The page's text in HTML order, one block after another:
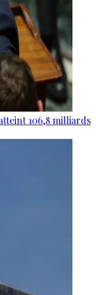
106,8 milliards